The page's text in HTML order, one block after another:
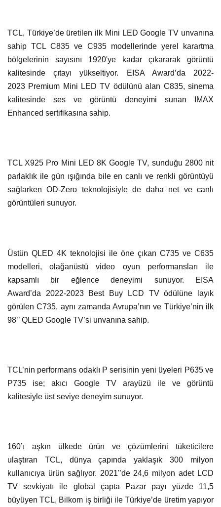
TCL, Türkiye’de üretilen ilk Mini LED Google TV unvanına
sahip TCL C835 ve C935 modellerinde yerel karartma
bölgelerinin sayısını 1920'ye kadar çıkararak görüntü
kalitesinde çıtayı yükseltiyor. EISA Award’da 2022-
2023 Premium Mini LED TV ödülünü alan C835, sinema
kalitesinde ses ve görüntü deneyimi sunan IMAX
Enhanced sertifikasına sahip.
TCL X925 Pro Mini LED 8K Google TV, sunduğu 2800 nit
parlaklık ile gün ışığında bile en canlı ve renkli görüntüyü
sağlarken OD-Zero teknolojisiyle de daha net ve canlı
görüntüleri sunuyor.
Üstün QLED 4K teknolojisi ile öne çıkan C735 ve C635
modelleri, olağanüstü video oyun performansları ile
kapsamlı bir eğlence deneyimi sunuyor. EISA
Award’da 2022-2023 Best Buy LCD TV ödülüne layık
görülen C735, aynı zamanda Avrupa’nın ve Türkiye’nin ilk
98’’ QLED Google TV’si unvanına sahip.
TCL’nin performans odaklı P serisinin yeni üyeleri P635 ve
P735 ise; akıcı Google TV arayüzü ile ve görüntü
kalitesiyle üst seviye deneyim sunuyor.
160’ı aşkın ülkede ürün ve çözümlerini tüketicilere
ulaştıran TCL, dünya çapında yaklaşık 300 milyon
kullanıcıya ürün sağlıyor. 2021'’de 24,6 milyon adet LCD
TV sevkiyatı ile global çapta Pazar payı yüzde 11,5
büyüyen TCL, Bilkom iş birliği ile Türkiye’de üretim yapıyor